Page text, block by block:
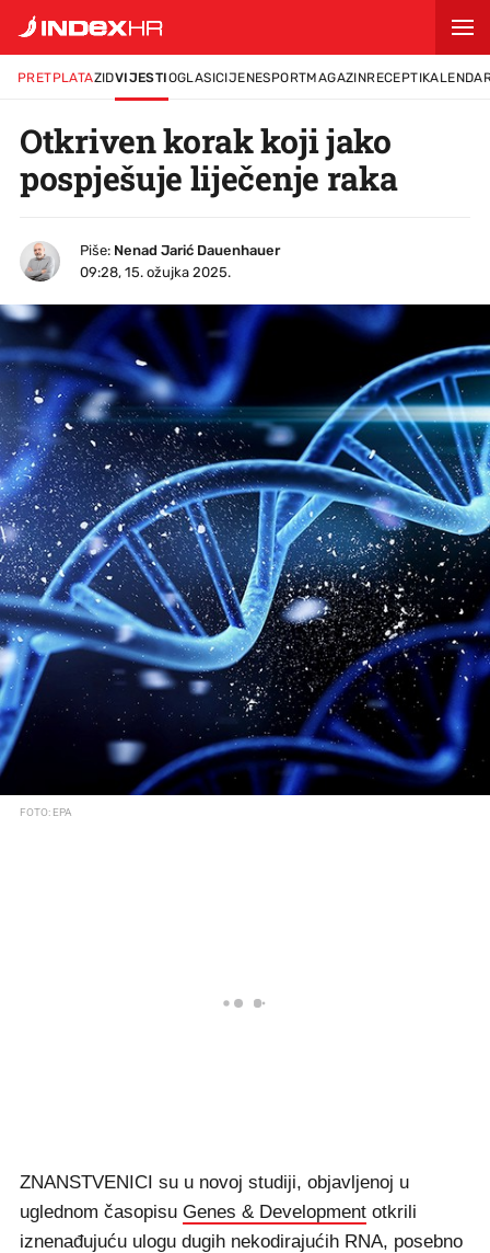
PRETPLATAZIDVIJESTIOGLASICIJENESPORTMAGAZINRECEPTI
Otkriven korak koji jako
pospješuje liječenje raka
Piše: Nenad Jarić Dauenhauer
09:28, 15. ožujka 2025.
FOTO: EPA
ZNANSTVENICI su u novoj studiji, objavljenoj u
uglednom časopisu Genes & Development otkrili
iznenađujuću ulogu dugih nekodirajućih RNA, posebno